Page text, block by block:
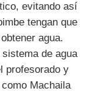
evitando así
tengan que
agua.
de agua
profesorado y
Machaila